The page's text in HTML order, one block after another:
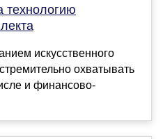
технологию
искусственного
охватывать
и финансово-